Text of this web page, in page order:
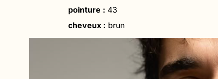
pointure : 43
cheveux : brun